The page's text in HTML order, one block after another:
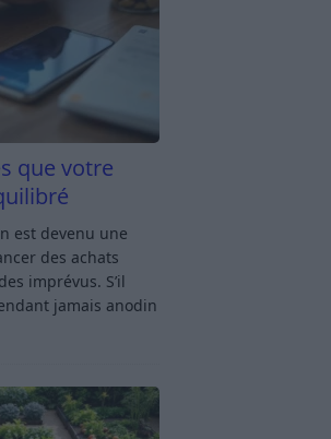
que votre
est devenu une
des achats
imprévus. S’il
jamais anodin